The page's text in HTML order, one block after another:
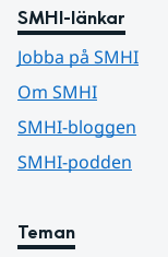
SMHI-länkar
Jobba på SMHI
Om SMHI
SMHI-bloggen
SMHI-podden
Teman